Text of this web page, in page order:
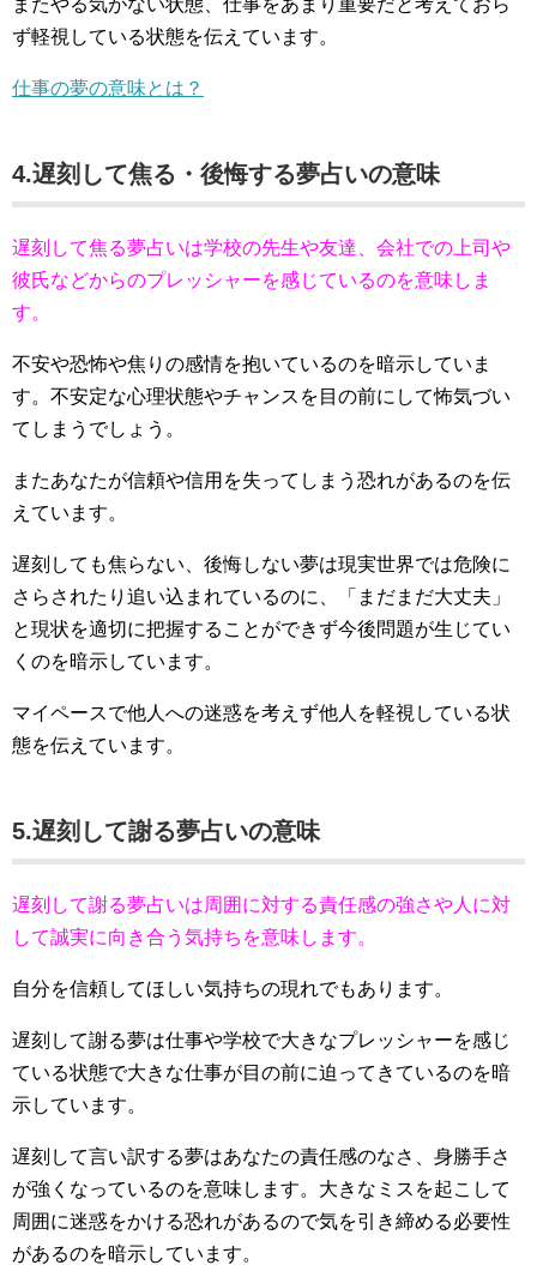
ず軽視している状態を伝えています。
仕事の夢の意味とは？
4.遅刻して焦る・後悔する夢占いの意味
遅刻して焦る夢占いは学校の先生や友達、会社での上司や
彼氏などからのプレッシャーを感じているのを意味しま
す。
不安や恐怖や焦りの感情を抱いているのを暗示していま
す。不安定な心理状態やチャンスを目の前にして怖気づい
てしまうでしょう。
またあなたが信頼や信用を失ってしまう恐れがあるのを伝
えています。
遅刻しても焦らない、後悔しない夢は現実世界では危険に
さらされたり追い込まれているのに、「まだまだ大丈夫」
と現状を適切に把握することができず今後問題が生じてい
くのを暗示しています。
マイペースで他人への迷惑を考えず他人を軽視している状
態を伝えています。
5.遅刻して謝る夢占いの意味
遅刻して謝る夢占いは周囲に対する責任感の強さや人に対
して誠実に向き合う気持ちを意味します。
自分を信頼してほしい気持ちの現れでもあります。
遅刻して謝る夢は仕事や学校で大きなプレッシャーを感じ
ている状態で大きな仕事が目の前に迫ってきているのを暗
示しています。
遅刻して言い訳する夢はあなたの責任感のなさ、身勝手さ
が強くなっているのを意味します。大きなミスを起こして
周囲に迷惑をかける恐れがあるので気を引き締める必要性
があるのを暗示しています。